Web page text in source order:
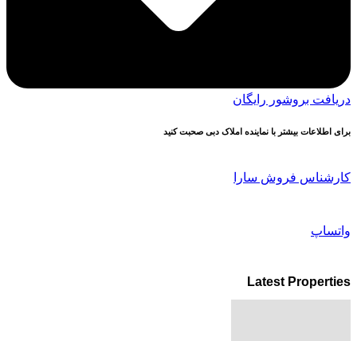
دریافت بروشور رایگان
برای اطلاعات بیشتر با نماینده املاک دبی صحبت کنید
کارشناس فروش سارا
واتساپ
Latest Properties